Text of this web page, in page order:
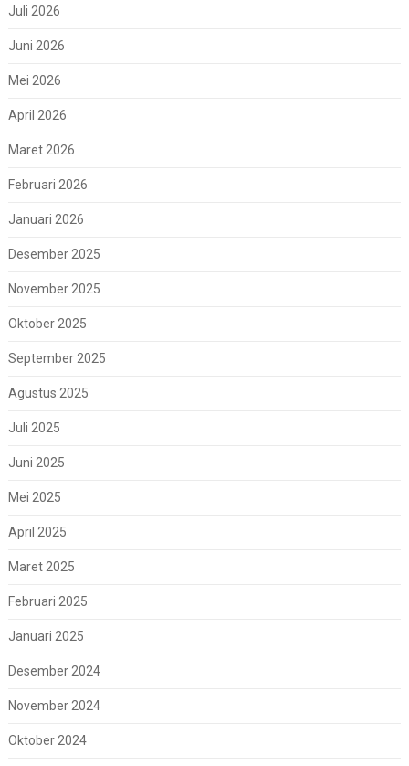
Juli 2026
Juni 2026
Mei 2026
April 2026
Maret 2026
Februari 2026
Januari 2026
Desember 2025
November 2025
Oktober 2025
September 2025
Agustus 2025
Juli 2025
Juni 2025
Mei 2025
April 2025
Maret 2025
Februari 2025
Januari 2025
Desember 2024
November 2024
Oktober 2024